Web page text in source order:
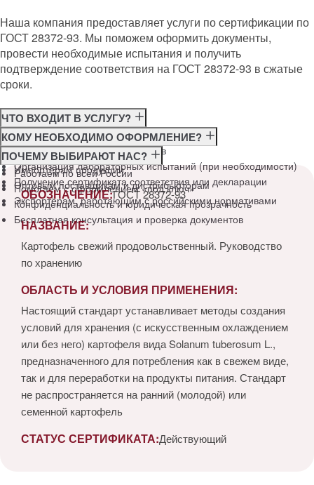
Наша компания предоставляет услуги по сертификации по
ГОСТ 28372-93. Мы поможем оформить документы,
провести необходимые испытания и получить
подтверждение соответствия на ГОСТ 28372-93 в сжатые
сроки.
ЧТО ВХОДИТ В УСЛУГУ?
Консультация по требованиям ГОСТ
Подготовка и подача документов
Организация лабораторных испытаний (при необходимости)
Получение сертификата соответствия или декларации
КОМУ НЕОБХОДИМО ОФОРМЛЕНИЕ?
Производителям
Импортёрам продукции
Оптовым поставщикам и дистрибьюторам
Экспортёрам, работающим с российскими нормативами
ПОЧЕМУ ВЫБИРАЮТ НАС?
Работаем по всей России
Помогаем с оформлением «под ключ»
Конфиденциальность и юридическая прозрачность
Бесплатная консультация и проверка документов
ОБОЗНАЧЕНИЕ:ГОСТ 28372-93
НАЗВАНИЕ:
Картофель свежий продовольственный. Руководство
по хранению
ОБЛАСТЬ И УСЛОВИЯ ПРИМЕНЕНИЯ:
Настоящий стандарт устанавливает методы создания
условий для хранения (с искусственным охлаждением
или без него) картофеля вида Solanum tuberosum L.,
предназначенного для потребления как в свежем виде,
так и для переработки на продукты питания. Стандарт
не распространяется на ранний (молодой) или
семенной картофель
СТАТУС СЕРТИФИКАТА:Действующий